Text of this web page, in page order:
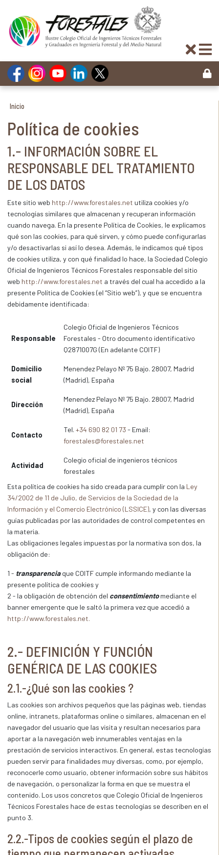
Inicio
Política de cookies
1.- INFORMACIÓN SOBRE EL
RESPONSABLE DEL TRATAMIENTO
DE LOS DATOS
Este sitio web http://www.forestales.net utiliza cookies y/o
tecnologías similares que almacenan y recuperan información
cuando navega. En la presente Política de Cookies, le explicamos
qué son las cookies, para qué sirven, y cómo puede configurarlas
y/o desactivarlas si así lo desea. Además, le indicamos qué tipos
de cookies utiliza, y con qué finalidad lo hace, la Sociedad Colegio
Oficial de Ingenieros Técnicos Forestales responsable del sitio
web http://www.forestales.net a través del cual ha accedido a la
presente Política de Cookies (el “Sitio web”), y que se encuentra
debidamente identificada:
Responsable
Colegio Oficial de Ingenieros Técnicos
Forestales - Otro documento identificativo
Q2871007G (En adelante COITF)
Domicilio
social
Menendez Pelayo Nº 75 Bajo. 28007, Madrid
(Madrid), España
Dirección
Menendez Pelayo Nº 75 Bajo. 28007, Madrid
(Madrid), España
Contacto
Tel. +34 690 82 01 73 - Email:
forestales@forestales.net
Actividad
Colegio oficial de ingenieros técnicos
forestales
Esta política de cookies ha sido creada para cumplir con la Ley
34/2002 de 11 de Julio, de Servicios de la Sociedad de la
Información y el Comercio Electrónico (LSSICE), y con las diversas
guías publicadas por las autoridades de control competentes en
la materia.
Las obligaciones legales impuestas por la normativa son dos, la
obligación de:
1 - transparenciaque COITF cumple informando mediante la
presente política de cookies y
2 - la obligación de obtención del consentimientomediante el
banner emergente que le saltó la primera vez que accedió a
http://www.forestales.net.
2.- DEFINICIÓN Y FUNCIÓN
GENÉRICA DE LAS COOKIES
2.1.-¿Qué son las cookies ?
Las cookies son archivos pequeños que las páginas web, tiendas
online, intranets, plataformas online o similares, almacenan en el
navegador del usuario que las visita y resultan necesarios para
aportar a la navegación web innumerables ventajas en la
prestación de servicios interactivos. En general, estas tecnologías
pueden servir para finalidades muy diversas, como, por ejemplo,
reconocerle como usuario, obtener información sobre sus hábitos
de navegación, o personalizar la forma en que se muestra el
contenido. Los usos concretos que Colegio Oficial de Ingenieros
Técnicos Forestales hace de estas tecnologías se describen en el
punto 3.
2.2.-Tipos de cookies según el plazo de